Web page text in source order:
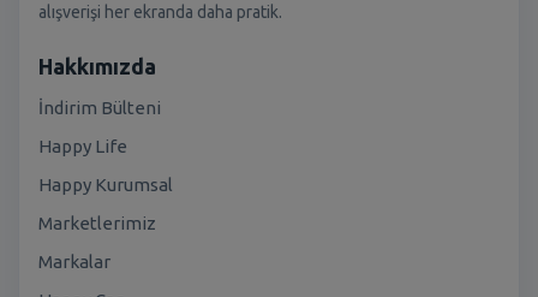
alışverişi her ekranda daha pratik.
Hakkımızda
İndirim Bülteni
Happy Life
Happy Kurumsal
Marketlerimiz
Markalar